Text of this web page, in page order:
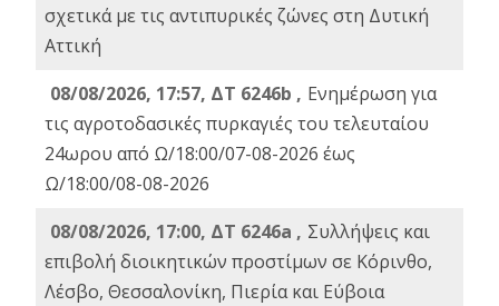
σχετικά με τις αντιπυρικές ζώνες στη Δυτική
Αττική
08/08/2026, 17:57, ΔΤ 6246b , Ενημέρωση για
τις αγροτοδασικές πυρκαγιές του τελευταίου
24ωρου από Ω/18:00/07-08-2026 έως
Ω/18:00/08-08-2026
08/08/2026, 17:00, ΔΤ 6246a , Συλλήψεις και
επιβολή διοικητικών προστίμων σε Κόρινθο,
Λέσβο, Θεσσαλονίκη, Πιερία και Εύβοια